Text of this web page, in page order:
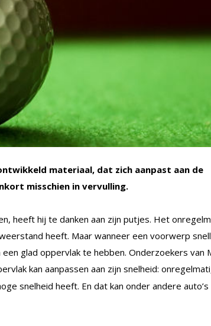
materiaal, dat zich aanpast aan de
misschien in vervulling.
heeft hij te danken aan zijn putjes. Het
heeft. Maar wanneer een voorwerp
glad oppervlak te hebben. Onderzoekers van
kan aanpassen aan zijn snelheid:
snelheid heeft. En dat kan onder andere auto’s